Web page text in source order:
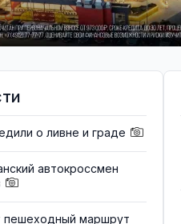
о ливне и граде
автокроссмен
маршрут